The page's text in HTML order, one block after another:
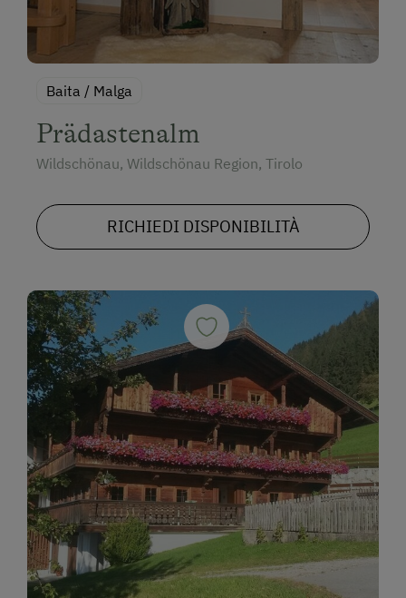
Baita / Malga
Prädastenalm
Wildschönau, Wildschönau Region, Tirolo
RICHIEDI DISPONIBILITÀ